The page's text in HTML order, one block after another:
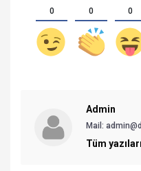
0 0 0
Admin
Mail:
Tüm yazıları